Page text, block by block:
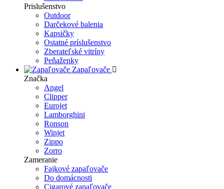
Prislušenstvo
Outdoor
Darčekové balenia
Kapsičky
Ostatné príslušenstvo
Zberateľské vitríny
Peňaženky
Zapaľovače
Značka
Angel
Clipper
Eurojet
Lamborghini
Ronson
Winjet
Zippo
Zorro
Zameranie
Fajkové zapaľovače
Do domácnosti
Cigarové zapaľovače